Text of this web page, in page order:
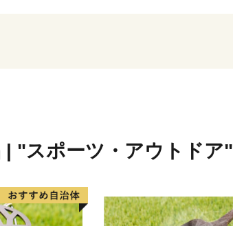
| "スポーツ・アウトドア"